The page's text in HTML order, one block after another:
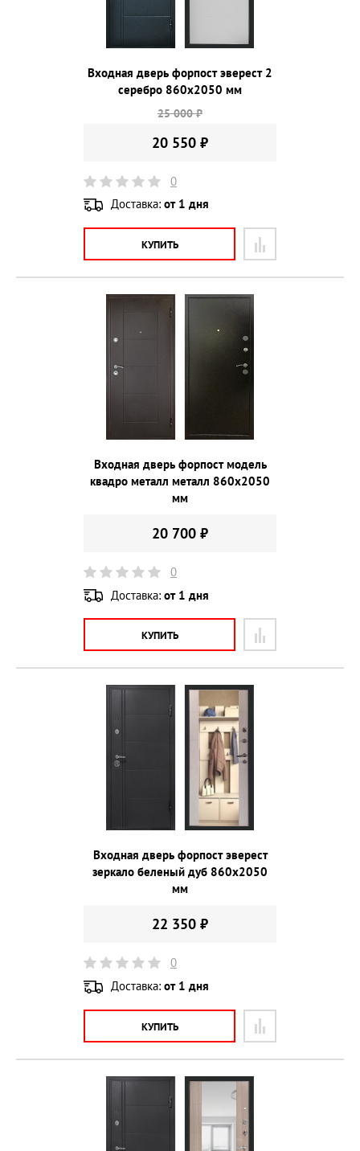
Входная дверь форпост эверест 2
серебро 860х2050 мм
25 000 ₽
20 550 ₽
0
Доставка: от 1 дня
КУПИТЬ
Входная дверь форпост модель
квадро металл металл 860х2050
мм
20 700 ₽
0
Доставка: от 1 дня
КУПИТЬ
Входная дверь форпост эверест
зеркало беленый дуб 860х2050
мм
22 350 ₽
0
Доставка: от 1 дня
КУПИТЬ